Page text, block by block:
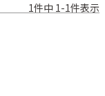
1件中 1-1件表示